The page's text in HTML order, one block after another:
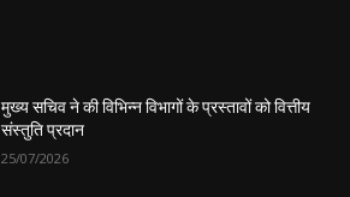
मुख्य सचिव ने की विभिन्न विभागों के प्रस्तावों को वित्तीय
संस्तुति प्रदान
25/07/2026